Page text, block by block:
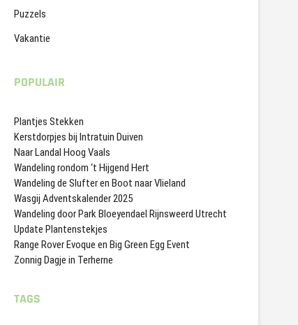
Puzzels
Vakantie
POPULAIR
Plantjes Stekken
Kerstdorpjes bij Intratuin Duiven
Naar Landal Hoog Vaals
Wandeling rondom ‘t Hijgend Hert
Wandeling de Slufter en Boot naar Vlieland
Wasgij Adventskalender 2025
Wandeling door Park Bloeyendael Rijnsweerd Utrecht
Update Plantenstekjes
Range Rover Evoque en Big Green Egg Event
Zonnig Dagje in Terherne
TAGS